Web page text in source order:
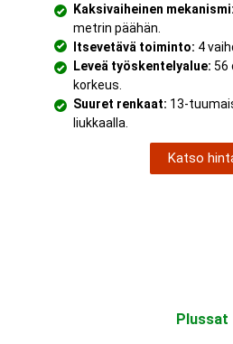
Kaksivaiheinen mekanismi:
metrin päähän.
Itsevetävä toiminto: 4
Leveä työskentelyalue: 56
korkeus.
Suuret renkaat: 13-
liukkaalla.
Katso
Plussat